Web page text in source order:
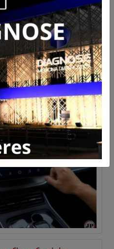
é a primeira
de Goiás a
do rádio
funciona